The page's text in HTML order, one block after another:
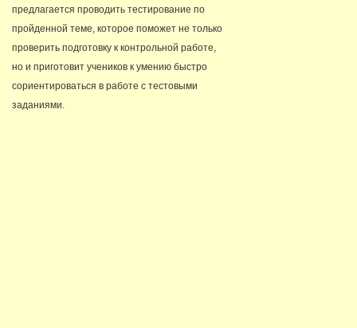
предлагается проводить тестирование по
пройденной теме, которое поможет не только
проверить подготовку к контрольной работе,
но и приготовит учеников к умению быстро
сориентироваться в работе с тестовыми
заданиями.